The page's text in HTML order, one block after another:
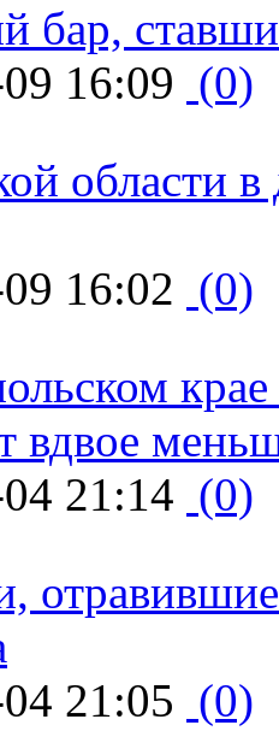
бар,
16:09 (0)
области в
16:02 (0)
вдвое
21:14 (0)
21:05 (0)